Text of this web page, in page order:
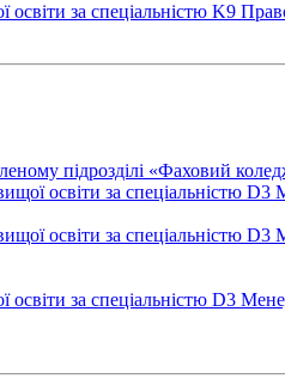
освіти за спеціальністю K9
підрозділі «Фаховий
освіти за спеціальністю
освіти за спеціальністю
освіти за спеціальністю D3